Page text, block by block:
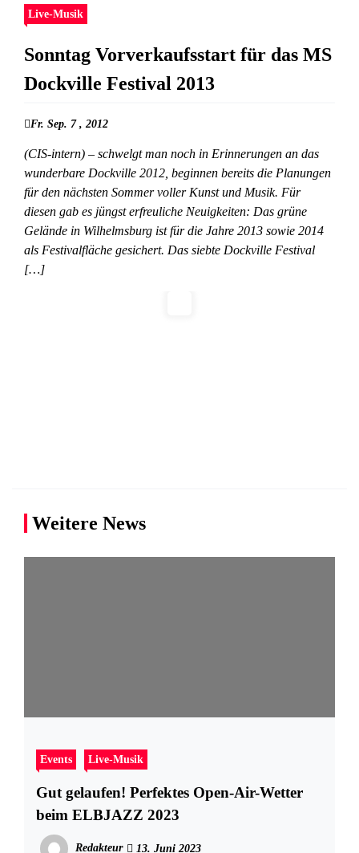
Live-Musik
Sonntag Vorverkaufsstart für das MS
Dockville Festival 2013
Fr. Sep. 7 , 2012
(CIS-intern) – schwelgt man noch in Erinnerungen an das
wunderbare Dockville 2012, beginnen bereits die Planungen
für den nächsten Sommer voller Kunst und Musik. Für
diesen gab es jüngst erfreuliche Neuigkeiten: Das grüne
Gelände in Wilhelmsburg ist für die Jahre 2013 sowie 2014
als Festivalfläche gesichert. Das siebte Dockville Festival
[…]
Weitere News
Events Live-Musik
Gut gelaufen! Perfektes Open-Air-Wetter
beim ELBJAZZ 2023
Redakteur 13. Juni 2023